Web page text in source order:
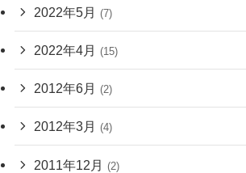
2022年5月 (7)
2022年4月 (15)
2012年6月 (2)
2012年3月 (4)
2011年12月 (2)